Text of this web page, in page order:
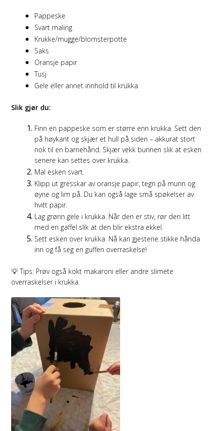
Pappeske
Svart maling
Krukke/mugge/blomsterpotte
Saks
Oransje papir
Tusj
Gele eller annet innhold til krukka
Slik gjør du:
Finn en pappeske som er større enn krukka. Sett den
på høykant og skjær et hull på siden – akkurat stort
nok til en barnehånd. Skjær vekk bunnen slik at esken
senere kan settes over krukka.
Mal esken svart.
Klipp ut gresskar av oransje papir, tegn på munn og
øyne og lim på. Du kan også lage små spøkelser av
hvitt papir.
Lag grønn gele i krukka. Når den er stiv, rør den litt
med en gaffel slik at den blir ekstra ekkel.
Sett esken over krukka. Nå kan gjestene stikke hånda
inn og få seg en guffen overraskelse!
💡 Tips: Prøv også kokt makaroni eller andre slimete
overraskelser i krukka.